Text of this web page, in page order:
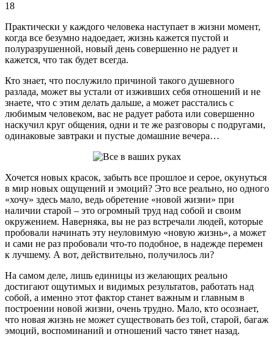
18
Практически у каждого человека наступает в жизни момент,
когда все безумно надоедает, жизнь кажется пустой и
полуразрушенной, новый день совершенно не радует и
кажется, что так будет всегда.
Кто знает, что послужило причиной такого душевного
разлада, может вы устали от изживших себя отношений и не
знаете, что с этим делать дальше, а может расстались с
любимым человеком, вас не радует работа или совершенно
наскучил круг общения, одни и те же разговоры с подругами,
одинаковые завтраки и пустые домашние вечера…
Хочется новых красок, забыть все прошлое и серое, окунуться
в мир новых ощущений и эмоций? Это все реально, но одного
«хочу» здесь мало, ведь обретение «новой жизни» при
наличии старой – это огромный труд над собой и своим
окружением. Наверняка, вы не раз встречали людей, которые
пробовали начинать эту неуловимую «новую жизнь», а может
и сами не раз пробовали что-то подобное, в надежде перемен
к лучшему. А вот, действительно, получилось ли?
На самом деле, лишь единицы из желающих реально
достигают ощутимых и видимых результатов, работать над
собой, а именно этот фактор станет важным и главным в
построении новой жизни, очень трудно. Мало, кто осознает,
что новая жизнь не может существовать без той, старой, багаж
эмоций, воспоминаний и отношений часто тянет назад.